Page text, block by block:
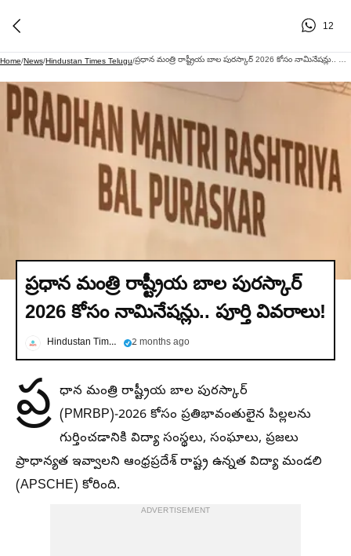
12
Home/News/Hindustan Times Telugu/
ప్రధాన మంత్రి రాష్ట్రీయ బాల పురస్కార్
2026 కోసం నామినేషన్లు.. పూర్తి వివరాలు!
Hindustan Times Telugu 2 months ago
ప్ర ధాన మంత్రి రాష్ట్రీయ బాల పురస్కార్
(PMRBP)-2026 కోసం ప్రతిభావంతులైన పిల్లలను
గుర్తించడానికి విద్యా సంస్థలు, సంఘాలు, ప్రజలు
ప్రాధాన్యత ఇవ్వాలని ఆంధ్రప్రదేశ్ రాష్ట్ర ఉన్నత విద్యా మండలి
(APSCHE) కోరింది.
ADVERTISEMENT